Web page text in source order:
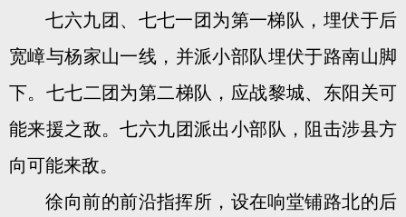
七六九团、七七一团为第一梯队，埋伏于后
宽嶂与杨家山一线，并派小部队埋伏于路南山脚
下。七七二团为第二梯队，应战黎城、东阳关可
能来援之敌。七六九团派出小部队，阻击涉县方
向可能来敌。
徐向前的前沿指挥所，设在响堂铺路北的后